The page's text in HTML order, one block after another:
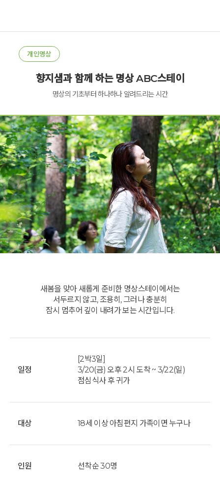
개인명상
향지샘과 함께 하는 명상 ABC스테이
명상의 기초부터 하나하나 알려드리는 시간
새봄을 맞아 새롭게 준비한 명상스테이에서는
서두르지 않고, 조용히, 그러나 충분히
잠시 멈추어 깊이 내려가 보는 시간입니다.
일정
[2박3일]
3/20(금) 오후 2시 도착 ~ 3/22(일)
점심식사 후 귀가
대상 18세 이상 아침편지 가족이면 누구나
인원 선착순 30명